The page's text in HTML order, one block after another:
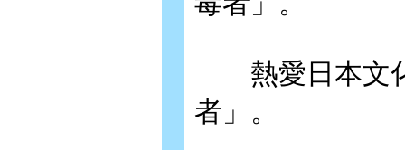
熱愛日本文化
者」。